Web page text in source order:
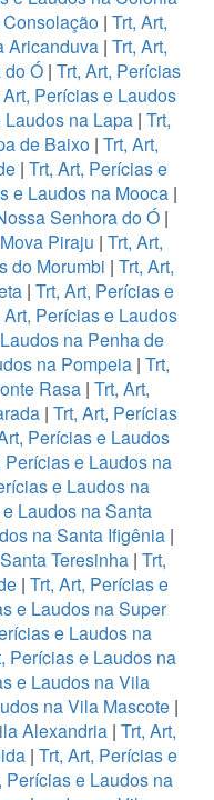
| Trt, Art,
Aricanduva| Trt, Art,
Ó| Trt, Art, Perícias
Art, Perícias e Laudos
Laudos na Lapa| Trt,
de Baixo | Trt, Art,
| Trt, Art, Perícias e
e Laudos na Mooca|
Senhora do Ó|
Piraju | Trt, Art,
do Morumbi | Trt, Art,
| Trt, Art, Perícias e
Art, Perícias e Laudos
na Penha de
na Pompeia| Trt,
Rasa | Trt, Art,
| Trt, Art, Perícias
Perícias e Laudos
Perícias e Laudos na
e Laudos na
Laudos na Santa
na Santa Ifigênia |
Teresinha | Trt,
| Trt, Art, Perícias e
e Laudos na Super
e Laudos na
Perícias e Laudos na
e Laudos na Vila
na Vila Mascote |
Alexandria| Trt, Art,
| Trt, Art, Perícias e
Perícias e Laudos na